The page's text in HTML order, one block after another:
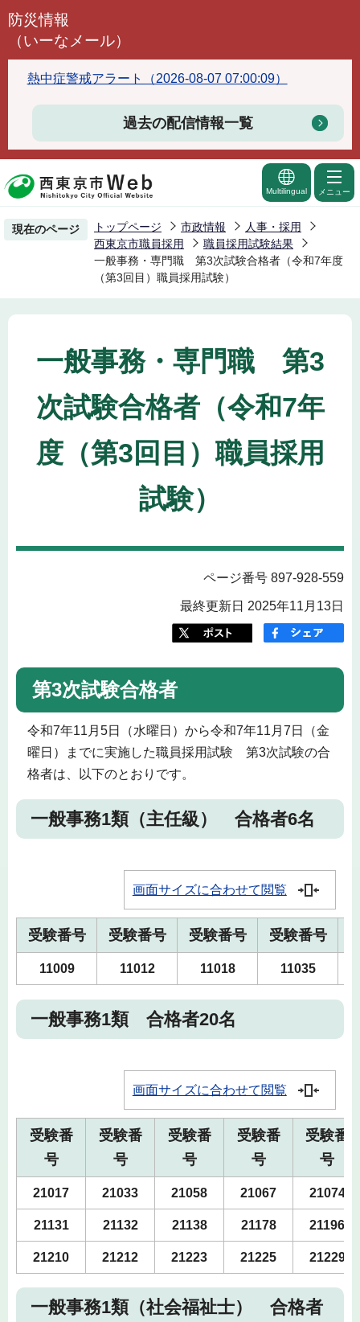
こ
頭
で
防災情報
（いーなメール）
熱中症警戒アラート（2026-08-07 07:00:09）
過去の配信情報一覧
Multilingual メニュー
現在のページ トップページ 市政情報
人事・採用
西東京市職員採用
職員採用試験結果
一般事務・専門職 第3次試験合格者（令和7年度
（第3回目）職員採用試験）
一般事務・専門職 第3
次試験合格者（令和7年
度（第3回目）職員採用
試験）
ページ番号 897-928-559
最終更新日 2025年11月13日
第3次試験合格者
令和7年11月5日（水曜日）から令和7年11月7日（金
曜日）までに実施した職員採用試験 第3次試験の合
格者は、以下のとおりです。
一般事務1類（主任級） 合格者6名
画面サイズに合わせて閲覧
受験番号 受験番号 受験番号 受験番号
11009 11012 11018 11035
一般事務1類 合格者20名
画面サイズに合わせて閲覧
受験番
号
受験番
号
受験番
号
受験番
号
受験番
号
21017 21033 21058 21067 21074
21131 21132 21138 21178 21196
21210 21212 21223 21225 21229
一般事務1類（社会福祉士） 合格者